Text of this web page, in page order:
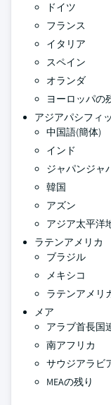
ドイツ
フランス
イタリア
スペイン
オランダ
ヨーロッパの
アジアパシフィ
中国語(簡体)
インド
ジャパンジャ
韓国
アズン
アジア太平洋
ラテンアメリカ
ブラジル
メキシコ
ラテンアメリ
メア
アラブ首長国
南アフリカ
サウジアラビ
MEAの残り